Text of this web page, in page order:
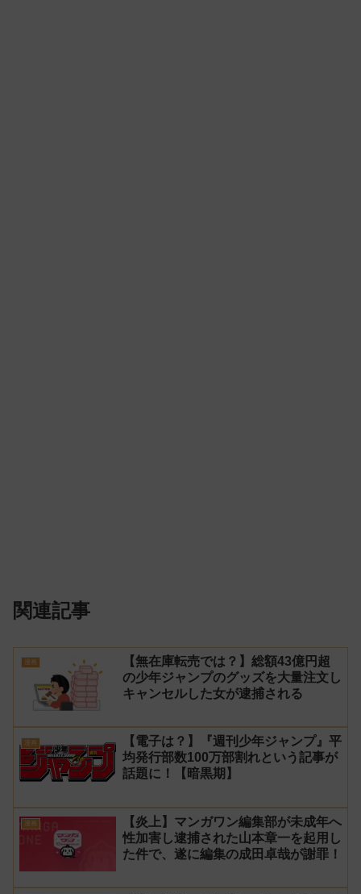
関連記事
漫画
【無在庫転売では？】総額43億円超
の少年ジャンプのグッズを大量注文し
キャンセルした女が逮捕される
漫画
【電子は？】『週刊少年ジャンプ』平
均発行部数100万部割れという記事が
話題に！【暗黒期】
漫画
【炎上】マンガワン編集部が未成年へ
性加害し逮捕された山本章一を起用し
た件で、遂に編集の成田卓哉が謝罪！